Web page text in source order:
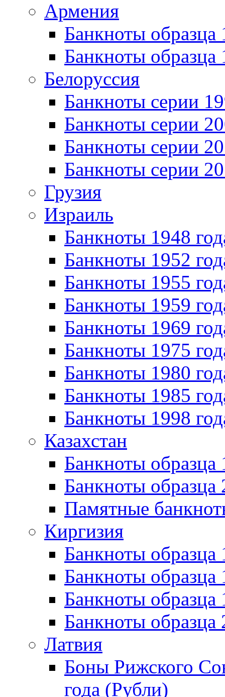
Армения
Банкноты образца
Банкноты образца
Белоруссия
Банкноты серии
Банкноты серии
Банкноты серии
Банкноты серии
Грузия
Израиль
Банкноты 1948
Банкноты 1952
Банкноты 1955
Банкноты 1959
Банкноты 1969
Банкноты 1975
Банкноты 1980
Банкноты 1985
Банкноты 1998
Казахстан
Банкноты
Банкноты образца
Памятные
Киргизия
Банкноты образца
Банкноты образца
Банкноты
Банкноты
Латвия
Боны Рижского
года (Рубли)